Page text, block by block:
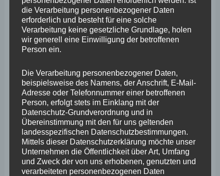
August 2025
Juli 2025
Juni 2025
April 2025
März 2025
Februar 2025
Januar 2025
Dezember 2024
November 2024
die Verarbeitung personenbezogener Daten
erforderlich und besteht für eine solche
Verarbeitung keine gesetzliche Grundlage, holen
wir generell eine Einwilligung der betroffenen
Person ein.
Die Verarbeitung personenbezogener Daten,
beispielsweise des Namens, der Anschrift, E-Mail-
Adresse oder Telefonnummer einer betroffenen
Person, erfolgt stets im Einklang mit der
Datenschutz-Grundverordnung und in
Übereinstimmung mit den für uns geltenden
landesspezifischen Datenschutzbestimmungen.
Mittels dieser Datenschutzerklärung möchte unser
Unternehmen die Öffentlichkeit über Art, Umfang
und Zweck der von uns erhobenen, genutzten und
verarbeiteten personenbezogenen Daten